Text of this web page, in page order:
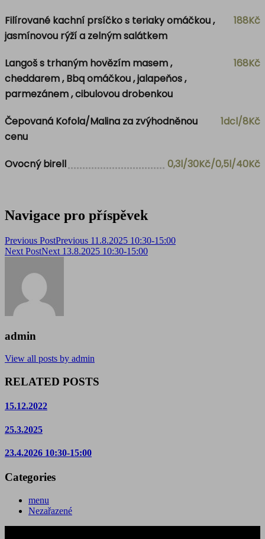
Filírované kachní prsíčko s teriaky omáčkou ,
jasmínovou rýží a zelným salátkem
188Kč
Langoš s trhaným hovězím masem ,
cheddarem , Bbq omáčkou , jalapeňos ,
parmezánem , cibulovou drobenkou
168Kč
Čepovaná Kofola/Malina za zvýhodněnou
cenu
1dcl/8Kč
Ovocný birell 0,3l/30Kč/0,5l/40Kč
Navigace pro příspěvek
Previous PostPrevious 11.8.2025 10:30-15:00
Next PostNext 13.8.2025 10:30-15:00
admin
View all posts by admin
RELATED POSTS
15.12.2022
25.3.2025
23.4.2026 10:30-15:00
Categories
menu
Nezařazené